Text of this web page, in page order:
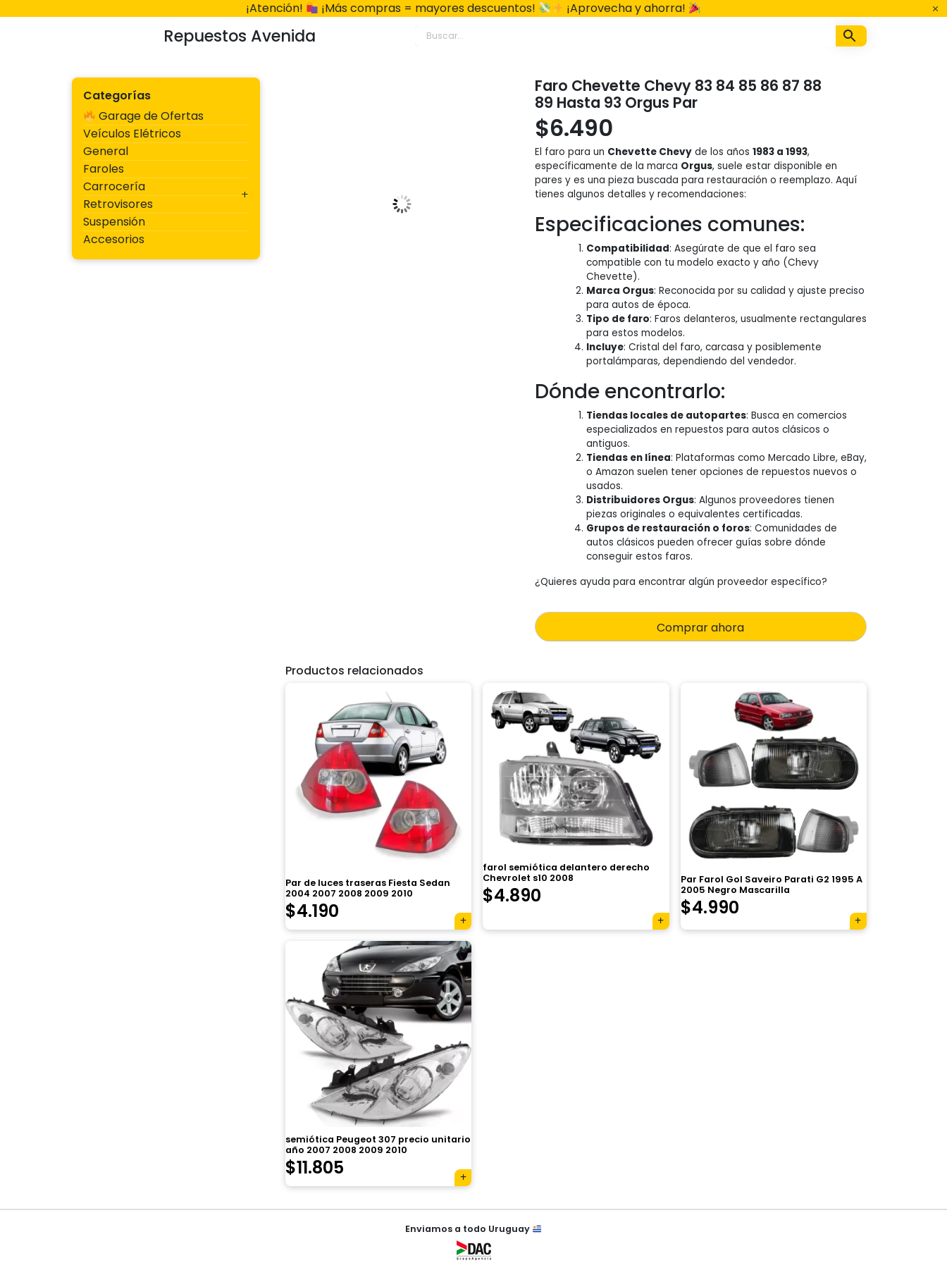
¡Atención! ¡Más compras = mayores descuentos! ¡Aprovecha y ahorra!
Repuestos Avenida
Categorías
Garage de Ofertas
Veículos Elétricos
General
Faroles
Carrocería
Retrovisores
Suspensión
Accesorios
Faro Chevette Chevy 83 84 85 86 87 88
89 Hasta 93 Orgus Par
$6.490
El faro para un Chevette Chevyde los años 1983 a 1993,
específicamente de la marca Orgus, suele estar disponible en
pares y es una pieza buscada para restauración o reemplazo. Aquí
tienes algunos detalles y recomendaciones:
Especificaciones comunes:
Compatibilidad: Asegúrate de que el faro sea
compatible con tu modelo exacto y año (Chevy
Chevette).
Marca Orgus: Reconocida por su calidad y ajuste preciso
para autos de época.
Tipo de faro: Faros delanteros, usualmente rectangulares
para estos modelos.
Incluye: Cristal del faro, carcasa y posiblemente
portalámparas, dependiendo del vendedor.
Dónde encontrarlo:
Tiendas locales de autopartes: Busca en comercios
especializados en repuestos para autos clásicos o
antiguos.
Tiendas en línea: Plataformas como Mercado Libre, eBay,
o Amazon suelen tener opciones de repuestos nuevos o
usados.
Distribuidores Orgus: Algunos proveedores tienen
piezas originales o equivalentes certificadas.
Grupos de restauración o foros: Comunidades de
autos clásicos pueden ofrecer guías sobre dónde
conseguir estos faros.
¿Quieres ayuda para encontrar algún proveedor específico?
Comprar ahora
Productos relacionados
Par de luces traseras Fiesta Sedan
2004 2007 2008 2009 2010
$4.190
farol semiótica delantero derecho
Chevrolet s10 2008
$4.890
Par Farol Gol Saveiro Parati G2 1995 A
2005 Negro Mascarilla
$4.990
semiótica Peugeot 307 precio unitario
año 2007 2008 2009 2010
$11.805
Enviamos a todo Uruguay